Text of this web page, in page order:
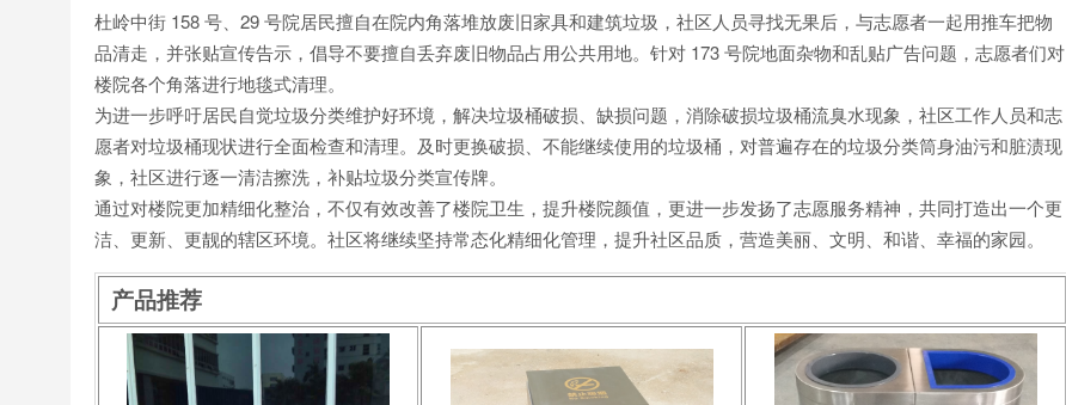
杜岭中街 158 号、29 号院居民擅自在院内角落堆放废旧家具和建筑垃圾，社区人员寻找无果后，与志愿者一起用推车把物
品清走，并张贴宣传告示，倡导不要擅自丢弃废旧物品占用公共用地。针对 173 号院地面杂物和乱贴广告问题，志愿者们对
楼院各个角落进行地毯式清理。
为进一步呼吁居民自觉垃圾分类维护好环境，解决垃圾桶破损、缺损问题，消除破损垃圾桶流臭水现象，社区工作人员和志
愿者对垃圾桶现状进行全面检查和清理。及时更换破损、不能继续使用的垃圾桶，对普遍存在的垃圾分类筒身油污和脏渍现
象，社区进行逐一清洁擦洗，补贴垃圾分类宣传牌。
​通过对楼院更加精细化整治，不仅有效改善了楼院卫生，提升楼院颜值，更进一步发扬了志愿服务精神，共同打造出一个更
洁、更新、更靓的辖区环境。社区将继续坚持常态化精细化管理，提升社区品质，营造美丽、文明、和谐、幸福的家园。
产品推荐